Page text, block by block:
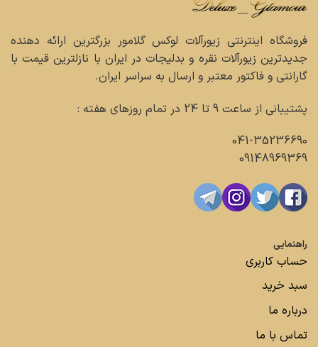
فروشگاه اینترنتی زیورآلات لوکس گلامور بزرگترین ارائه دهنده
جدیدترین زیورآلات نقره و بدلیجات در ایران با نازلترین قیمت با
گارانتی و فاکتور معتبر و ارسال به سراسر ایران.
پشتیبانی از ساعت 9 تا 24 در تمام روزهای هفته :
041-35236690
09148969369
راهنمایی
حساب کاربری
سبد خرید
درباره ما
تماس با ما